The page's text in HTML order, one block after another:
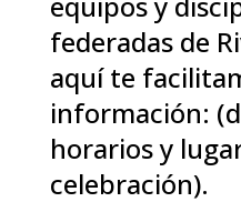
federadas de
aquí te
información:
horarios y
celebración).